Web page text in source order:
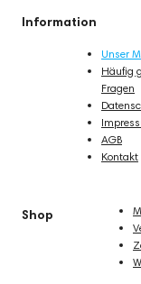
Information
Unser
Häufig
Fragen
AGB
Kontakt
Shop